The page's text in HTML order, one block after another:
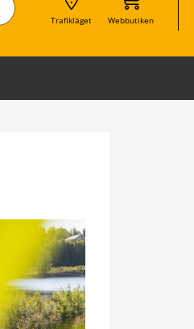
Trafikläget Webbutiken